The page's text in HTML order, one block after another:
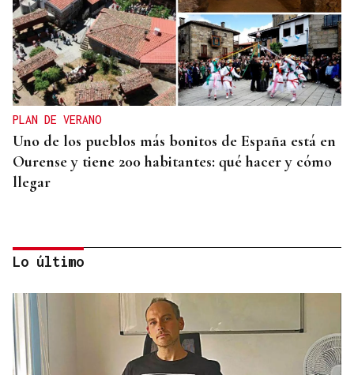
PLAN DE VERANO
Uno de los pueblos más bonitos de España está en
Ourense y tiene 200 habitantes: qué hacer y cómo
llegar
Lo último